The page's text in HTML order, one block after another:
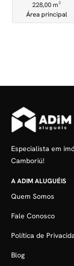
228,00 m²
Área principal
Especialista em
Camboriú!
A ADIM ALUGUÉIS
Quem Somos
Fale Conosco
Política de
Blog